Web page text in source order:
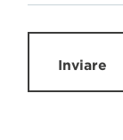
Inviare